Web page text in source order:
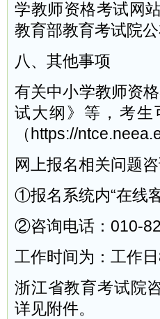
学教师资格考试网
教育部教育考试院
八、其他事项
有关中小学教师资
试大纲》等，考生
（https://
网上报名相关问题咨
①报名系统内“在线客
②咨询电话：010-
工作时间为：工作
浙江省教育考试院
详见附件。